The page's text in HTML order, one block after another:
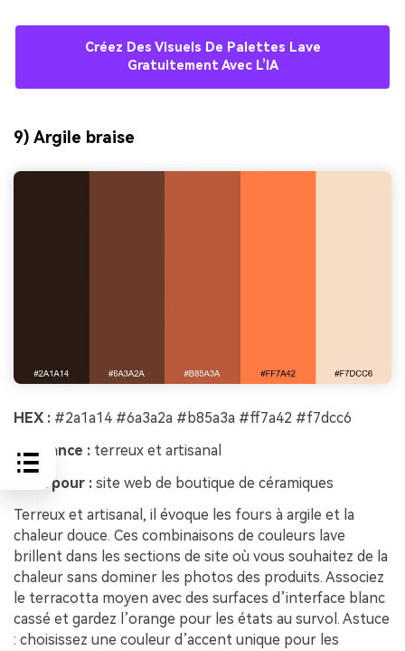
Créez Des Visuels De Palettes Lave
Gratuitement Avec L’IA
9) Argile braise
HEX : #2a1a14 #6a3a2a #b85a3a #ff7a42 #f7dcc6
Ambiance : terreux et artisanal
Idéal pour : site web de boutique de céramiques
Terreux et artisanal, il évoque les fours à argile et la
chaleur douce. Ces combinaisons de couleurs lave
brillent dans les sections de site où vous souhaitez de la
chaleur sans dominer les photos des produits. Associez
le terracotta moyen avec des surfaces d’interface blanc
cassé et gardez l’orange pour les états au survol. Astuce
: choisissez une couleur d’accent unique pour les